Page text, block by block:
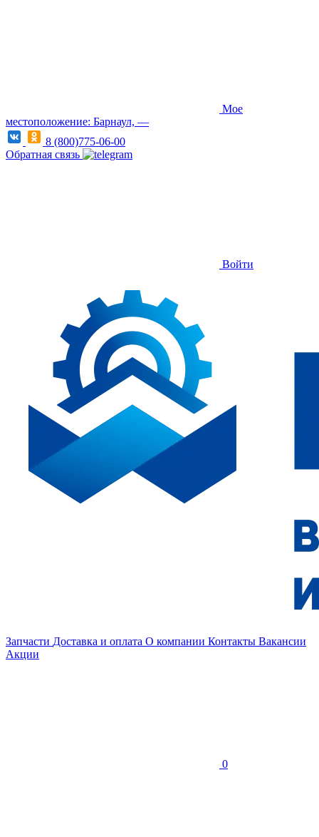
Мое
местоположение: Барнаул, —
8 (800)775-06-00
Обратная связь
Войти
Запчасти Доставка и оплата О компании Контакты Вакансии
Акции
0